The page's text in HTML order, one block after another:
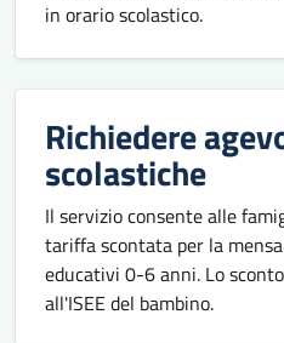
in orario scolastico.
Richiedere
scolastiche
Il servizio consente alle
tariffa scontata per la
educativi 0-6 anni. Lo
all'ISEE del bambino.